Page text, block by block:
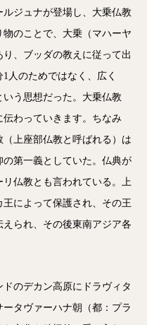
ジュナが登場し、大乗仏教
のことで、大乗（マハーヤ
、ブッダの教えに従って出
人のためではなく、広く
う思想だった。大乗仏教
わっていきます。ちなみ
上座部仏教と呼ばれる）は
第一義としていた。仏典が
仏教とも言われている。上
によって保護され、その王
られ、その後東南アジア各
のデカン高原にドラヴィタ
タヴァーハナ朝（都：プラ